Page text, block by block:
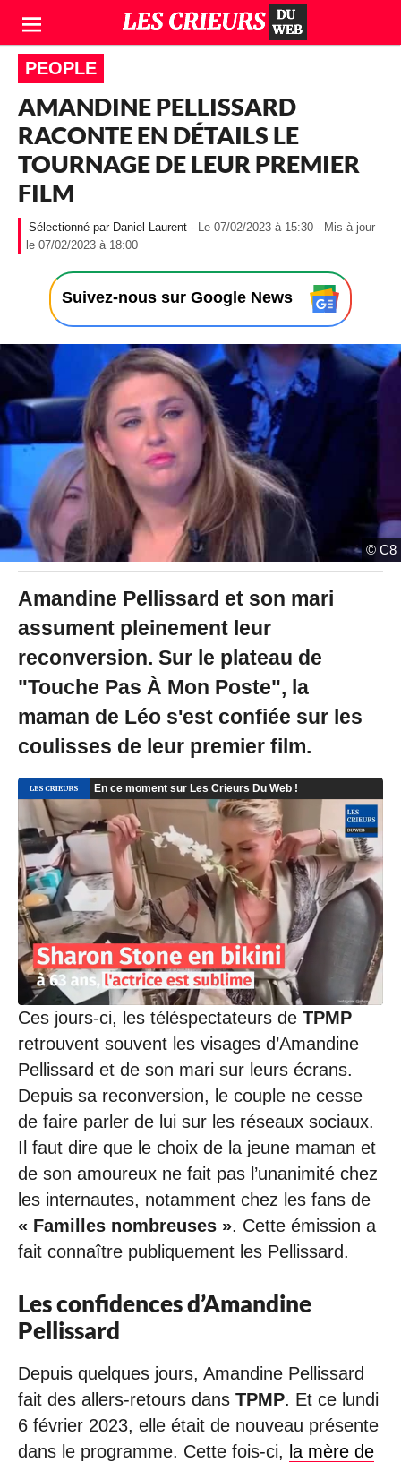
PEOPLE
AMANDINE PELLISSARD
RACONTE EN DÉTAILS LE
TOURNAGE DE LEUR PREMIER
FILM
Daniel Laurent - Le 07/02/2023 à 15:30 - Mis à jour
le 07/02/2023 à 18:00
0
/
0
2
/
0
2
3
à
1
5
:
3
-
i
à
j
u
l
0
/
2
/
2
0
2
3
à
1
8
:
0
Suivez-nous sur Google News
© C8
Amandine Pellissard et son mari
assument pleinement leur
reconversion. Sur le plateau de
"Touche Pas À Mon Poste", la
maman de Léo s'est confiée sur les
coulisses de leur premier film.
Ces jours-ci, les téléspectateurs de TPMP
retrouvent souvent les visages d’Amandine
Pellissard et de son mari sur leurs écrans.
Depuis sa reconversion, le couple ne cesse
de faire parler de lui sur les réseaux sociaux.
Il faut dire que le choix de la jeune maman et
de son amoureux ne fait pas l’unanimité chez
les internautes, notamment chez les fans de
« Familles nombreuses ». Cette émission a
fait connaître publiquement les Pellissard.
Les confidences d’Amandine
Pellissard
Depuis quelques jours, Amandine Pellissard
fait des allers-retours dans TPMP. Et ce lundi
6 février 2023, elle était de nouveau présente
dans le programme. Cette fois-ci, la mère de